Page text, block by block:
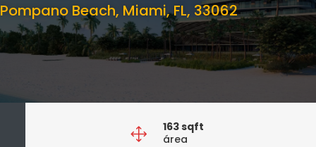
Pompano Beach, Miami,FL, 33062
1 163sqft
área